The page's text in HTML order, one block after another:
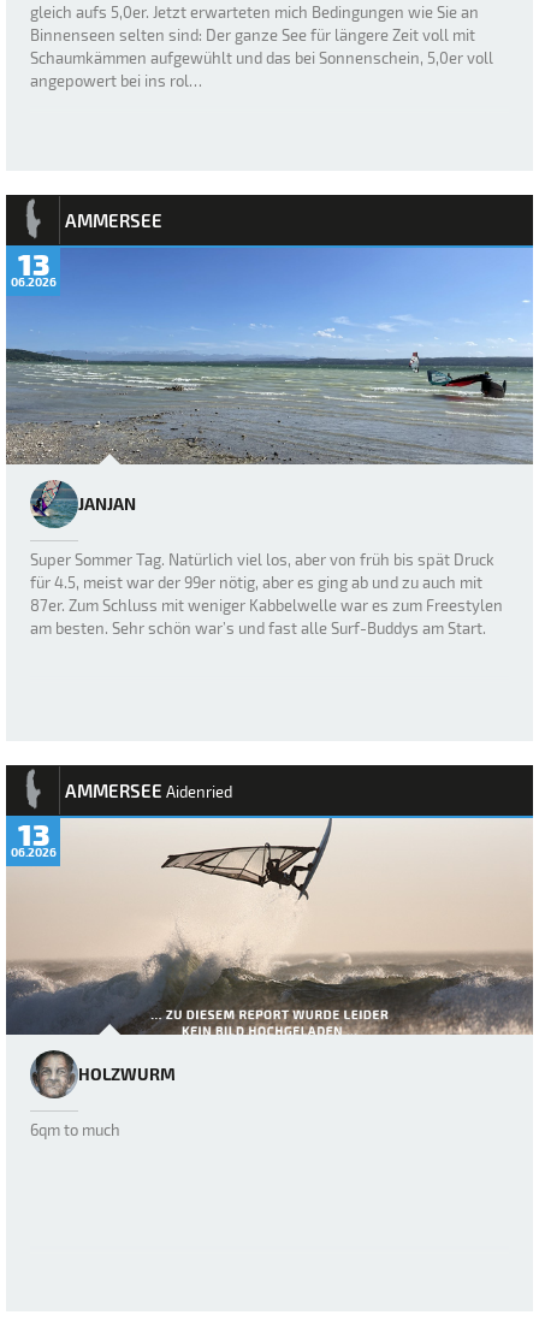
gleich aufs 5,0er. Jetzt erwarteten mich Bedingungen wie Sie an
Binnenseen selten sind: Der ganze See für längere Zeit voll mit
Schaumkämmen aufgewühlt und das bei Sonnenschein, 5,0er voll
angepowert bei ins rol…
AMMERSEE
13
06.2026
JANJAN
Super Sommer Tag. Natürlich viel los, aber von früh bis spät Druck
für 4.5, meist war der 99er nötig, aber es ging ab und zu auch mit
87er. Zum Schluss mit weniger Kabbelwelle war es zum Freestylen
am besten. Sehr schön war’s und fast alle Surf-Buddys am Start.
AMMERSEE Aidenried
13
06.2026
HOLZWURM
6qm to much